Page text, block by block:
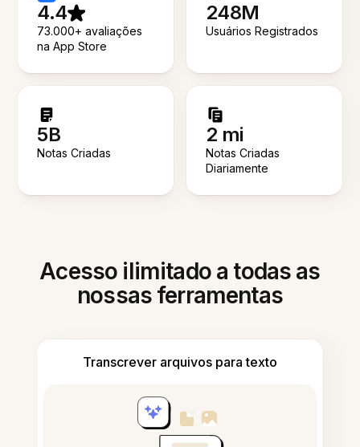
4.4
73.000+ avaliações
na App Store
248M
Usuários Registrados
5B
Notas Criadas
2 mi
Notas Criadas
Diariamente
Acesso ilimitado a todas as
nossas ferramentas
Transcrever arquivos para texto